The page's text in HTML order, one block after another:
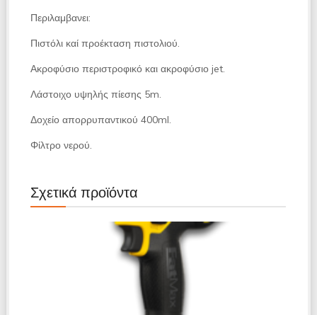
Περιλαμβανει:
Πιστόλι καί προέκταση πιστολιού.
Ακροφύσιο περιστροφικό και ακροφύσιο jet.
Λάστοιχο υψηλής πίεσης 5m.
Δοχείο απορρυπαντικού 400ml.
Φίλτρο νερού.
Σχετικά προϊόντα